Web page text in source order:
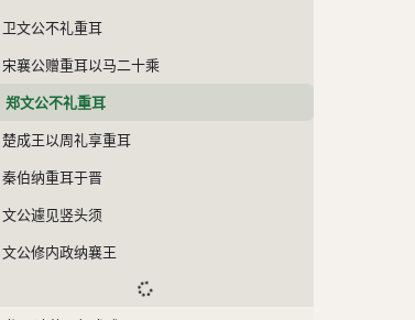
卫文公不礼重耳
宋襄公赠重耳以马二十乘
郑文公不礼重耳
楚成王以周礼享重耳
秦伯纳重耳于晋
文公遽见竖头须
文公修内政纳襄王